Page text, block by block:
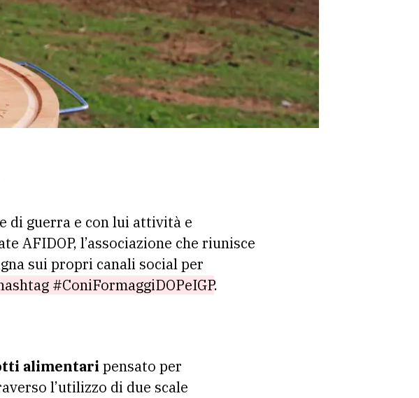
di guerra e con lui attività e
AFIDOP, l’associazione che riunisce
sui propri canali social per
#ConiFormaggiDOPeIGP.
alimentari pensato per
l’utilizzo di due scale